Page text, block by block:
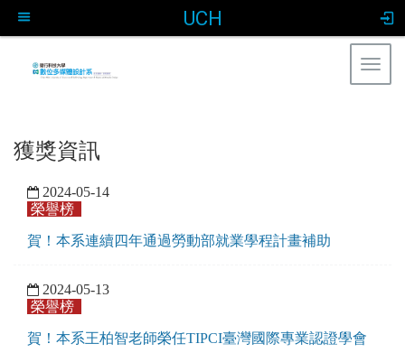
UCH
獲獎資訊
2024-05-14
榮譽榜
賀！本系連續四年通過勞動部就業學程計畫補助
2024-05-13
榮譽榜
賀！本系王柏智老師榮任TIPCI臺灣國際專業認證學會